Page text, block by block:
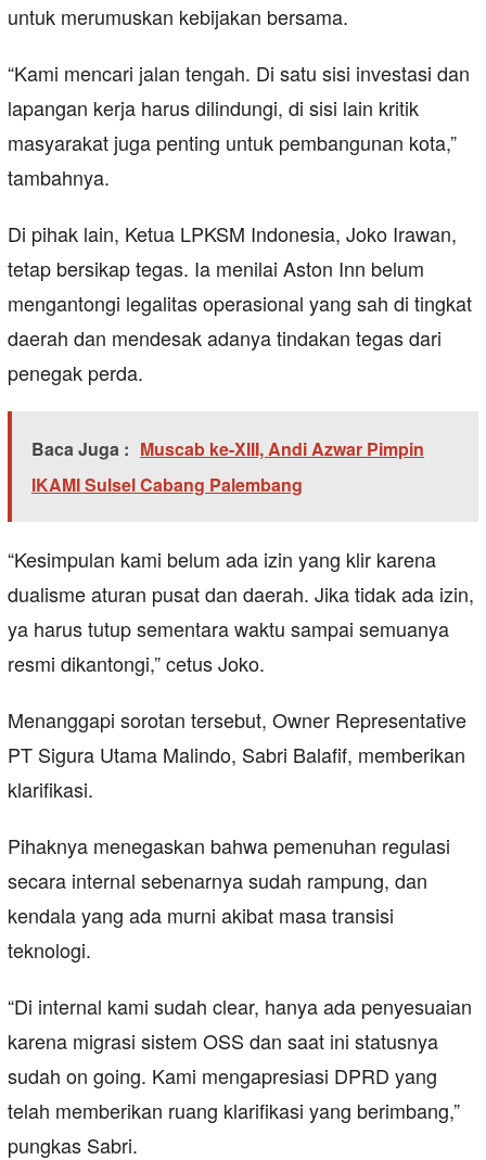
untuk merumuskan kebijakan bersama.
“Kami mencari jalan tengah. Di satu sisi investasi dan
lapangan kerja harus dilindungi, di sisi lain kritik
masyarakat juga penting untuk pembangunan kota,”
tambahnya.
Di pihak lain, Ketua LPKSM Indonesia, Joko Irawan,
tetap bersikap tegas. Ia menilai Aston Inn belum
mengantongi legalitas operasional yang sah di tingkat
daerah dan mendesak adanya tindakan tegas dari
penegak perda.
Baca Juga : Muscab ke-XIII, Andi Azwar Pimpin
IKAMI Sulsel Cabang Palembang
“Kesimpulan kami belum ada izin yang klir karena
dualisme aturan pusat dan daerah. Jika tidak ada izin,
ya harus tutup sementara waktu sampai semuanya
resmi dikantongi,” cetus Joko.
Menanggapi sorotan tersebut, Owner Representative
PT Sigura Utama Malindo, Sabri Balafif, memberikan
klarifikasi.
Pihaknya menegaskan bahwa pemenuhan regulasi
secara internal sebenarnya sudah rampung, dan
kendala yang ada murni akibat masa transisi
teknologi.
“Di internal kami sudah clear, hanya ada penyesuaian
karena migrasi sistem OSS dan saat ini statusnya
sudah on going. Kami mengapresiasi DPRD yang
telah memberikan ruang klarifikasi yang berimbang,”
pungkas Sabri.